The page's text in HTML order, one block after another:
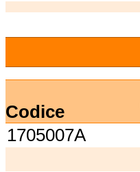
Codice
1705007A